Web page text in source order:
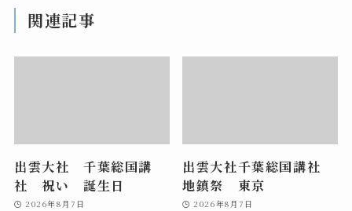
関連記事
出雲大社 千葉総国講
社 祝い 誕生日
2026年8月7日
出雲大社千葉総国講社
地鎮祭 東京
2026年8月7日